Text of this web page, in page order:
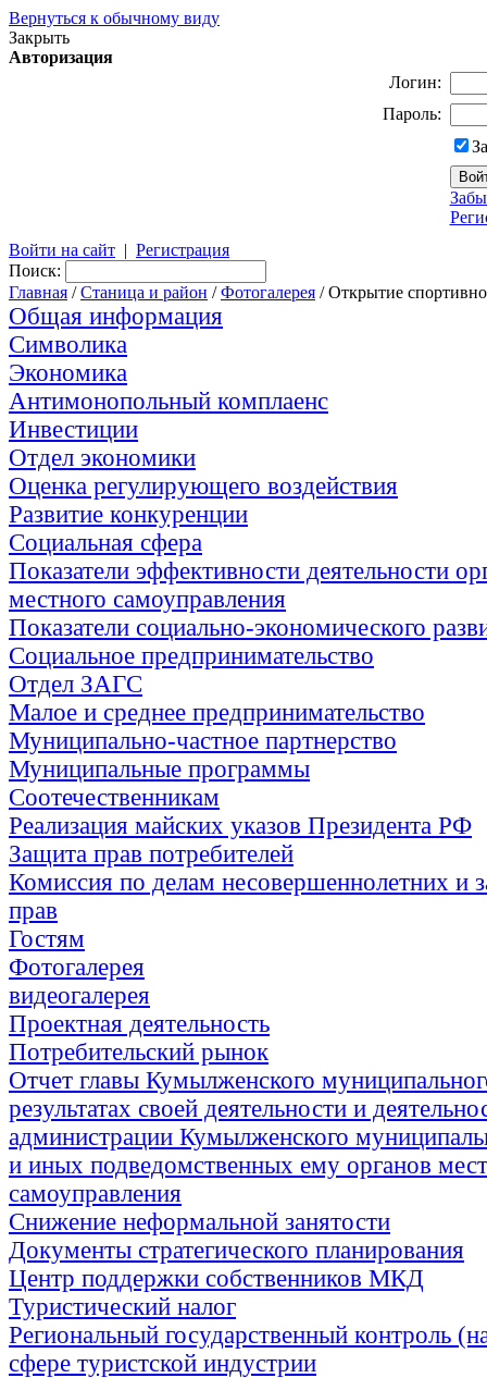
Вернуться к обычному виду
Закрыть
Авторизация
Логин:
Пароль:
Войти на сайт | Регистрация
Поиск:
Главная /Станица и район /Фотогалерея / Открытие
Общая информация
Символика
Экономика
Антимонопольный комплаенс
Инвестиции
Отдел экономики
Оценка регулирующего воздействия
Развитие конкуренции
Социальная сфера
Показатели эффективности деятельности
местного самоуправления
Показатели социально-экономического
Социальное предпринимательство
Отдел ЗАГС
Малое и среднее предпринимательство
Муниципально-частное партнерство
Муниципальные программы
Соотечественникам
Реализация майских указов Президента РФ
Защита прав потребителей
Комиссия по делам несовершеннолетних и
прав
Гостям
Фотогалерея
видеогалерея
Проектная деятельность
Потребительский рынок
Отчет главы Кумылженского
результатах своей деятельности и
администрации Кумылженского
и иных подведомственных ему органов
самоуправления
Снижение неформальной занятости
Документы стратегического планирования
Центр поддержки собственников МКД
Туристический налог
Региональный государственный контроль
сфере туристской индустрии